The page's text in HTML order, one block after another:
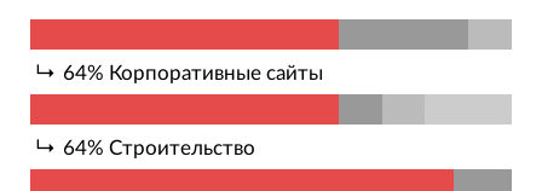
64% Корпоративные сайты
64% Строительство